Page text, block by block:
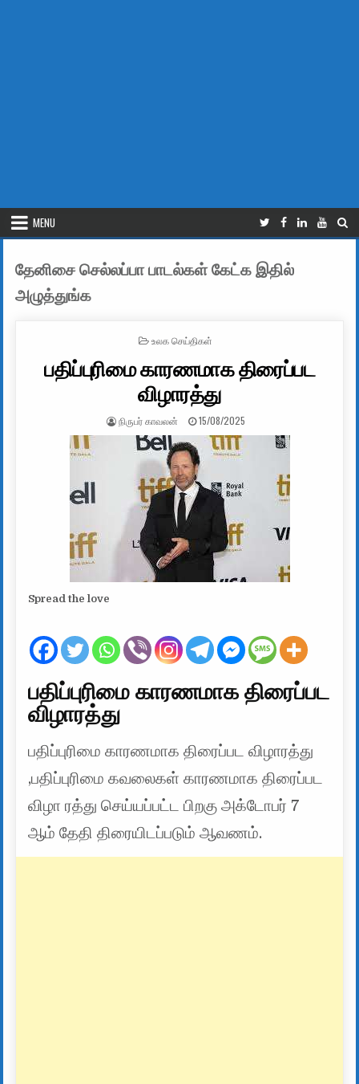
MENU
தேனிசை செல்லப்பா பாடல்கள் கேட்க இதில்
அழுத்துங்க
POSTED IN
உலக செய்திகள்
பதிப்புரிமை காரணமாக திரைப்பட
விழாரத்து
AUTHOR:
நிருபர் காவலன் PUBLISHED DATE:
15/08/2025
Spread the love
பதிப்புரிமை காரணமாக திரைப்பட
விழாரத்து
பதிப்புரிமை காரணமாக திரைப்பட விழாரத்து
,பதிப்புரிமை கவலைகள் காரணமாக திரைப்பட
விழா ரத்து செய்யப்பட்ட பிறகு அக்டோபர் 7
ஆம் தேதி திரையிடப்படும் ஆவணம்.